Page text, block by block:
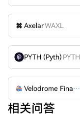
AxelarWAXL
PYTH (Pyth) PYTH
Velodrome Finance
相关问答